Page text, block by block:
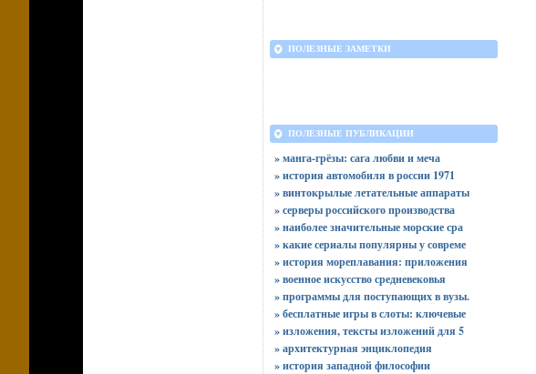
ПОЛЕЗНЫЕ ЗАМЕТКИ
ПОЛЕЗНЫЕ ПУБЛИКАЦИИ
» манга-грёзы: сага любви и меча
» история автомобиля в россии 1971
» винтокрылые летательные аппараты
» серверы российского производства
» наиболее значительные морские сра
» какие сериалы популярны у совреме
» история мореплавания: приложения
» военное искусство средневековья
» программы для поступающих в вузы.
» бесплатные игры в слоты: ключевые
» изложения, тексты изложений для 5
» архитектурная энциклопедия
» история западной философии